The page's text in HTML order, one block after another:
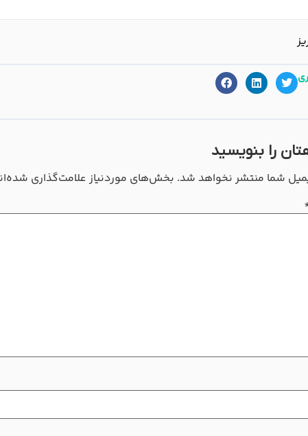
را بنویسید
شما منتشر نخواهد شد. بخش‌های موردنیاز علامت‌گذاری